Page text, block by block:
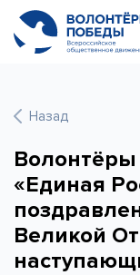
Назад
«Единая
Великой